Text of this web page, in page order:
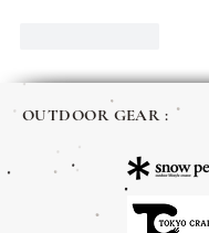
OUTDOOR GEAR :